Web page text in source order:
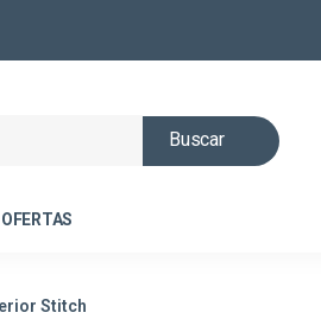
Buscar
OFERTAS
Stitch